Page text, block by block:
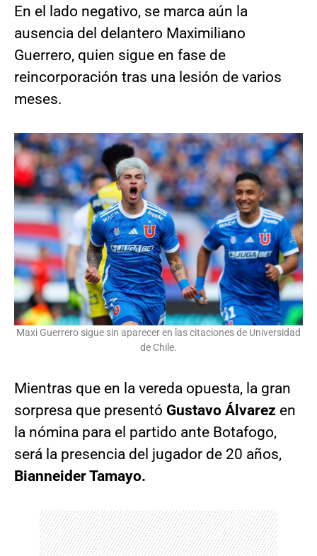
En el lado negativo, se marca aún la
ausencia del delantero Maximiliano
Guerrero, quien sigue en fase de
reincorporación tras una lesión de varios
meses.
Maxi Guerrero sigue sin aparecer en las citaciones de Universidad
de Chile.
Mientras que en la vereda opuesta, la gran
sorpresa que presentó Gustavo Álvarez en
la nómina para el partido ante Botafogo,
será la presencia del jugador de 20 años,
Bianneider Tamayo.